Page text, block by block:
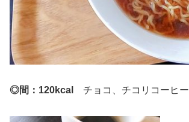
◎間：120kcal チョコ、チコリコーヒー